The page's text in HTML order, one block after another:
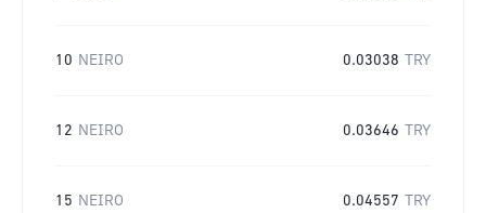
10 NEIRO 0.03038 TRY
12 NEIRO 0.03646 TRY
15 NEIRO 0.04557 TRY